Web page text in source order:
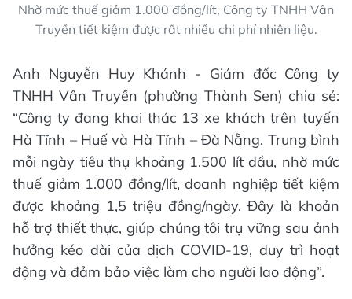
Nhờ mức thuế giảm 1.000 đồng/lít, Công ty TNHH Vân
Truyền tiết kiệm được rất nhiều chi phí nhiên liệu.
Anh Nguyễn Huy Khánh - Giám đốc Công ty
TNHH Vân Truyền (phường Thành Sen) chia sẻ:
“Công ty đang khai thác 13 xe khách trên tuyến
Hà Tĩnh – Huế và Hà Tĩnh – Đà Nẵng. Trung bình
mỗi ngày tiêu thụ khoảng 1.500 lít dầu, nhờ mức
thuế giảm 1.000 đồng/lít, doanh nghiệp tiết kiệm
được khoảng 1,5 triệu đồng/ngày. Đây là khoản
hỗ trợ thiết thực, giúp chúng tôi trụ vững sau ảnh
hưởng kéo dài của dịch COVID-19, duy trì hoạt
động và đảm bảo việc làm cho người lao động”.